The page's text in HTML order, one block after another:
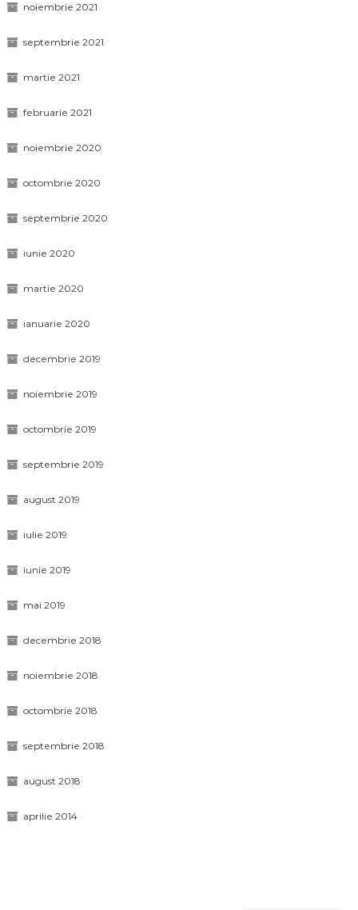
noiembrie 2021
septembrie 2021
martie 2021
februarie 2021
noiembrie 2020
octombrie 2020
septembrie 2020
iunie 2020
martie 2020
ianuarie 2020
decembrie 2019
noiembrie 2019
octombrie 2019
septembrie 2019
august 2019
iulie 2019
iunie 2019
mai 2019
decembrie 2018
noiembrie 2018
octombrie 2018
septembrie 2018
august 2018
aprilie 2014